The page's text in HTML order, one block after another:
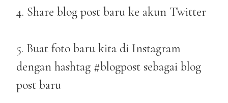
4. Share blog post baru ke akun Twitter
5. Buat foto baru kita di Instagram
dengan hashtag #blogpost sebagai blog
post baru